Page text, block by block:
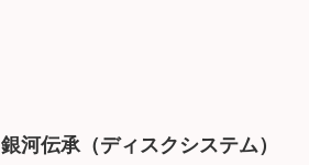
銀河伝承（ディスクシステム）